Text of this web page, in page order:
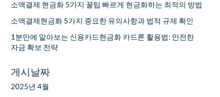
소액결제 현금화 5가지 꿀팁 빠르게 현금화하는 최적의 방법
소액결제현금화 5가지 중요한 유의사항과 법적 규제 확인
1분만에 알아보는 신용카드현금화 카드론 활용법: 안전한
자금 확보 전략
게시날짜
2025년 4월